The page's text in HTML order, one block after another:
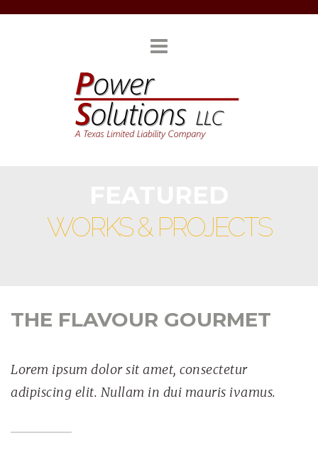
WORKS & PROJECTS
THE FLAVOUR GOURMET
Lorem ipsum dolor sit amet, consectetur
adipiscing elit. Nullam in dui mauris ivamus.